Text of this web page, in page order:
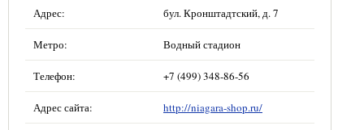
Адрес: бул. Кронштадтский, д. 7
Метро: Водный стадион
Телефон: +7 (499) 348-86-56
Адрес сайта: http://niagara-shop.ru/